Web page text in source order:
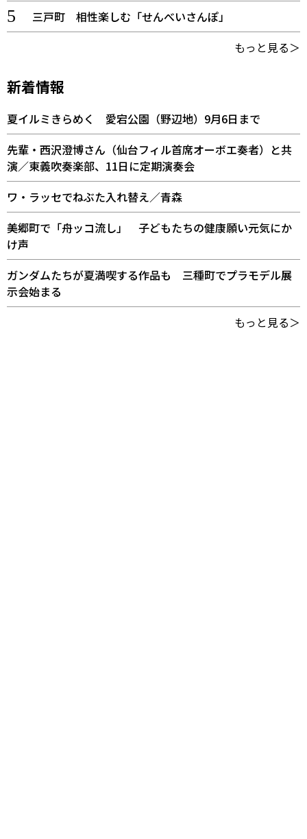
三戸町 相性楽しむ「せんべいさんぽ」
もっと見る＞
新着情報
夏イルミきらめく 愛宕公園（野辺地）9月6日まで
先輩・西沢澄博さん（仙台フィル首席オーボエ奏者）と共
演／東義吹奏楽部、11日に定期演奏会
ワ・ラッセでねぶた入れ替え／青森
美郷町で「舟ッコ流し」 子どもたちの健康願い元気にか
け声
ガンダムたちが夏満喫する作品も 三種町でプラモデル展
示会始まる
もっと見る＞